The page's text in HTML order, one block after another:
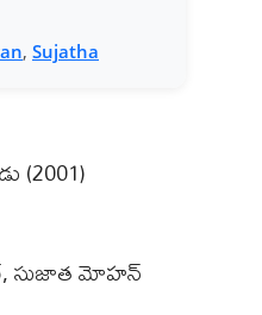
, Sujatha
(2001)
సుజాత మోహన్